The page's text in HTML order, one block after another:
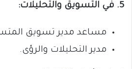
5. في التسويق والتحليلات:
مساعد مدير تسويق
مدير التحليلات والرؤى.